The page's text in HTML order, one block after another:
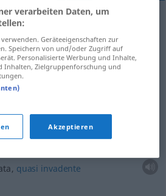
“
quasi invadente
verarbeiten Daten, um
Geräteeigenschaften zur
Speichern von und/oder Zugriff auf
Personalisierte Werbung und Inhalte,
Inhalten, Zielgruppenforschung und
Akzeptieren